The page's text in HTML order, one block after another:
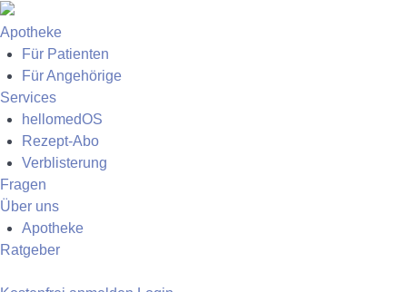
Apotheke
Für Patienten
Für Angehörige
Services
hellomedOS
Rezept-Abo
Verblisterung
Fragen
Über uns
Apotheke
Ratgeber